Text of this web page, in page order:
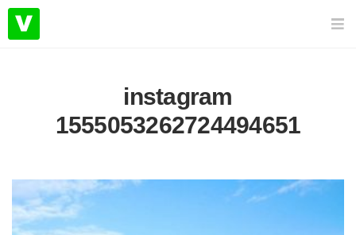
instagram
1555053262724494651